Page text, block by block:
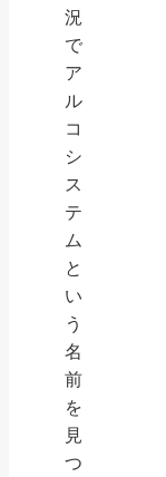
況
で
ア
ル
コ
シ
ス
テ
ム
と
い
う
名
前
を
見
つ